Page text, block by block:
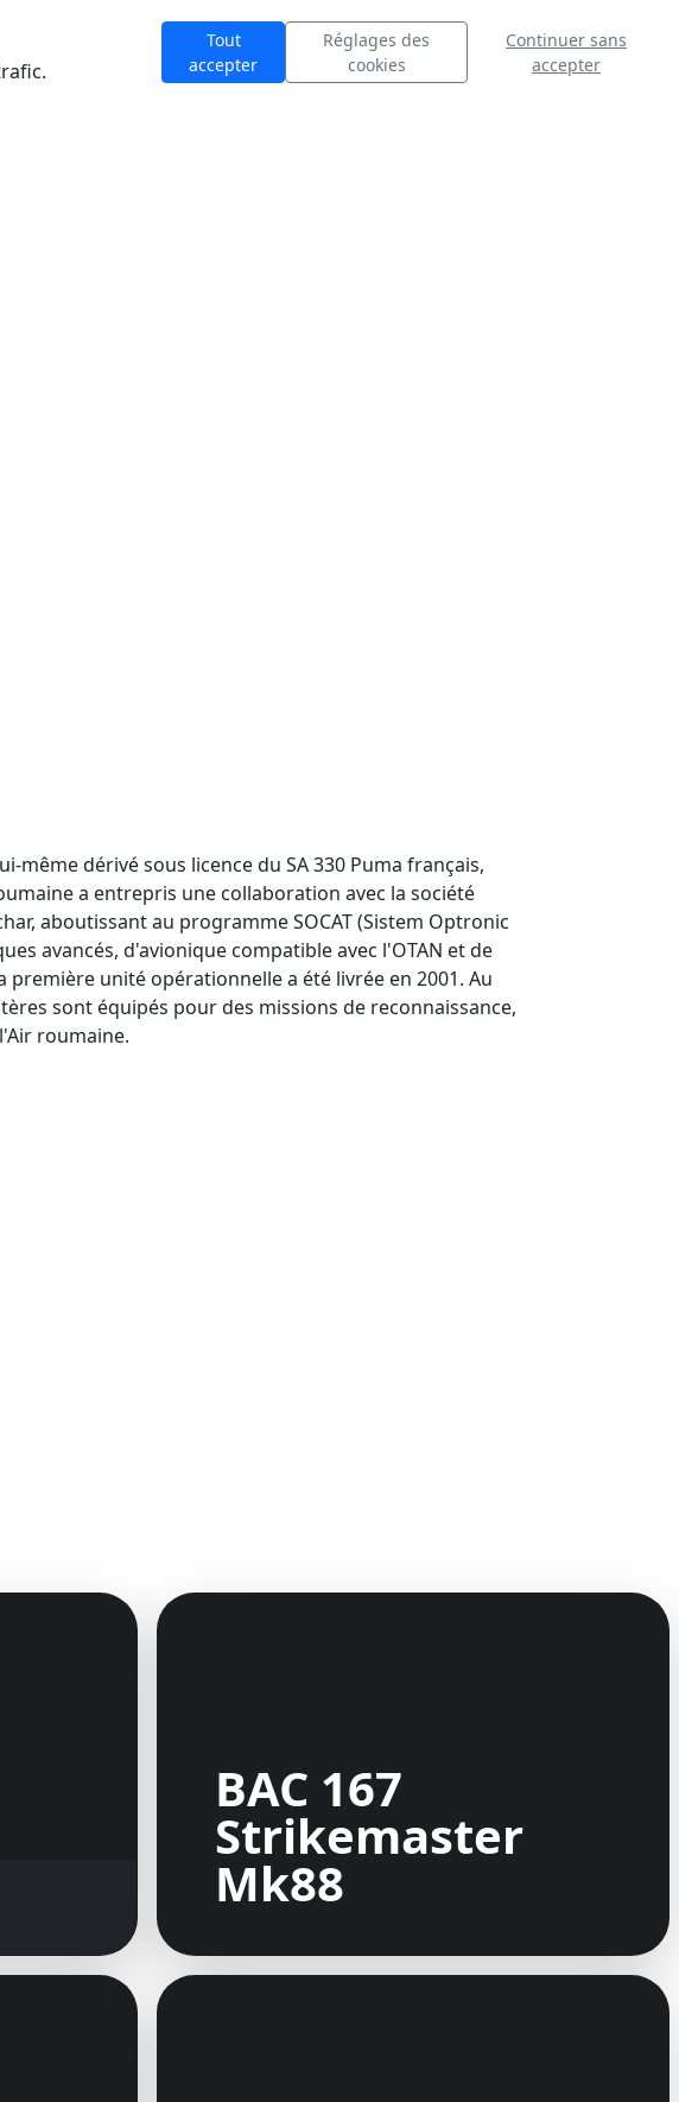
Tout
accepter
Réglages des
cookies
Continuer sans
accepter
même dérivé sous licence du SA 330 Puma français,
a entrepris une collaboration avec la société
aboutissant au programme SOCAT (Sistem Optronic
avancés, d'avionique compatible avec l'OTAN et de
unité opérationnelle a été livrée en 2001. Au
sont équipés pour des missions de reconnaissance,
roumaine.
BAC 167
Strikemaster
Mk88